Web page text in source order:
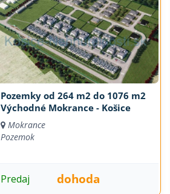
Pozemky od 264 m2 do 1076 m2
Východné Mokrance - Košice
Mokrance
Pozemok
Predaj dohoda